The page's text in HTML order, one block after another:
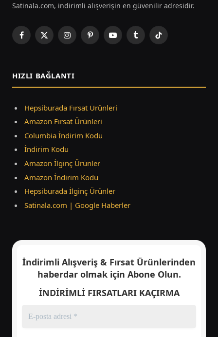
Satinala.com, indirimli alışverişin en güvenilir adresidir.
Facebook
X
InstagramPinterestYouTubeTumblrTikTok
HIZLI BAĞLANTI
Hepsiburada Fırsat Ürünleri
Amazon Fırsat Ürünleri
Columbia İndirim Kodu
İndirim Kodu
Amazon İlginç Ürünler
Amazon İndirim Kodu
Hepsiburada İlginç Ürünler
Satinala.com | Google Haberler
İndirimli Alışveriş & Fırsat Ürünlerinden
haberdar olmak için Abone Olun.
İNDİRİMLİ FIRSATLARI KAÇIRMA